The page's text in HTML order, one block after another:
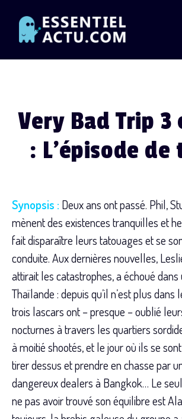
content
Very Bad Trip 3
: L’épisode de
Synopsis : Deux ans ont passé. Phil,
mènent des existences tranquilles et
fait disparaître leurs tatouages et se
conduite. Aux dernières nouvelles,
attirait les catastrophes, a échoué dans
Thaïlande : depuis qu’il n’est plus dans
trois lascars ont – presque – oublié
nocturnes à travers les quartiers
à moitié shootés, et le jour où ils se
tirer dessus et prendre en chasse par
dangereux dealers à Bangkok… Le
ne pas avoir trouvé son équilibre est